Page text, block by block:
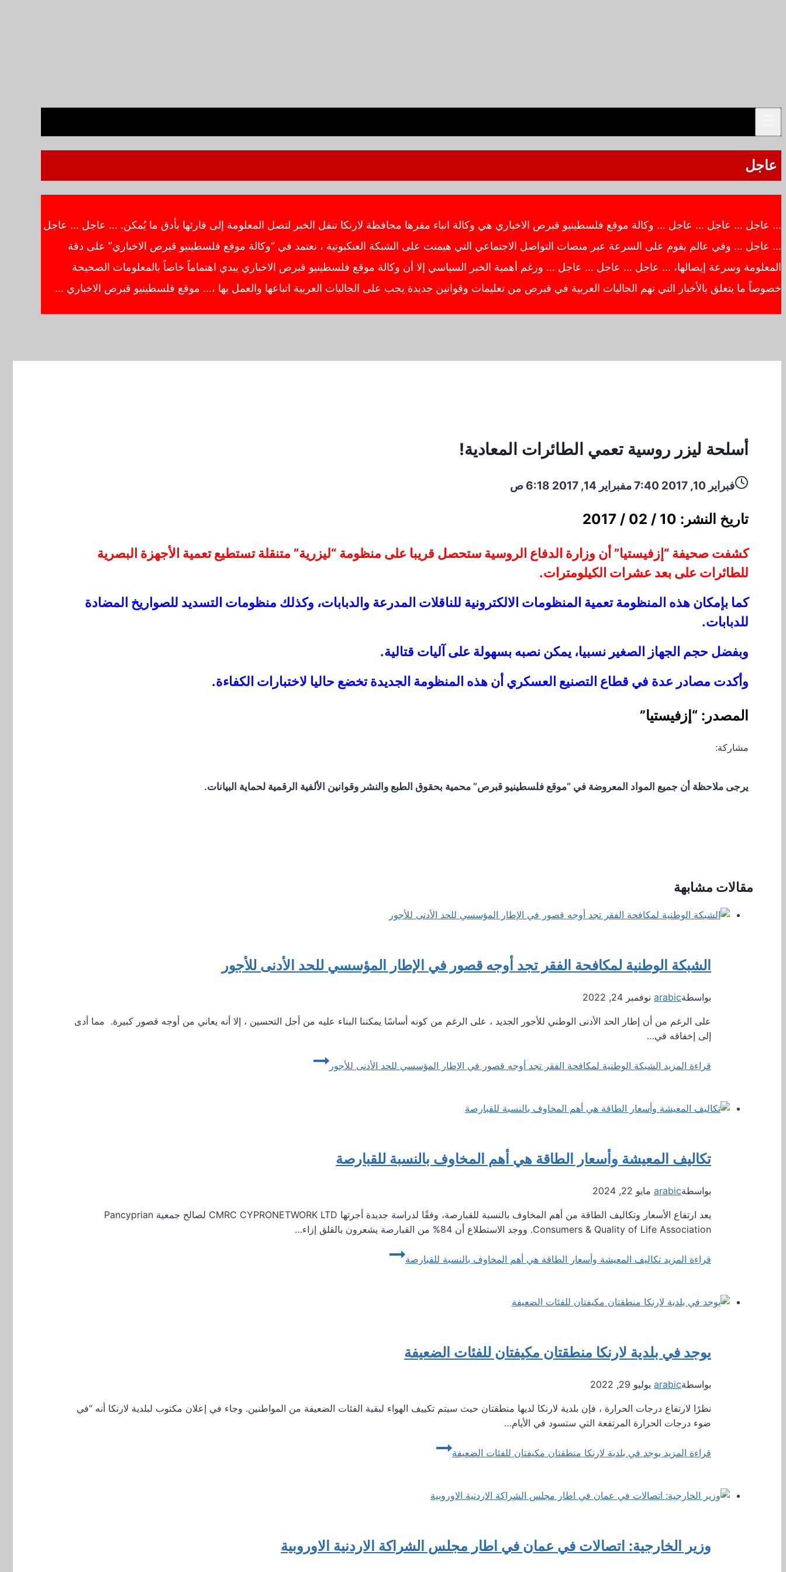
عاجل
… عاجل … عاجل … عاجل … وكالة موقع فلسطينيو قبرص الاخباري هي وكالة انباء مقرها محافظة لارنكا تنقل الخبر لتصل المعلومة إلى قارئها بأدق ما يُمكن. … عاجل … عاجل
… عاجل … وفي عالم يقوم على السرعة عبر منصات التواصل الاجتماعي التي هيمنت على الشبكة العنكبوتية ، نعتمد في “وكالة موقع فلسطينيو قبرص الاخباري” على دقة
المعلومة وسرعة إيصالها، … عاجل … عاجل … عاجل … ورغم أهمية الخبر السياسي إلا أن وكالة موقع فلسطينيو قبرص الاخباري يبدي اهتماماً خاصاً بالمعلومات الصحيحة
خصوصاً ما يتعلق بالأخبار التي تهم الجاليات العربية في قبرص من تعليمات وقوانين جديدة يجب على الجاليات العربية اتباعها والعمل بها ،… موقع فلسطينيو قبرص الاخباري …
أسلحة ليزر روسية تعمي الطائرات المعادية!
فبراير 10, 2017 7:40 م فبراير 14, 2017 6:18 ص
تاريخ النشر: 10 / 02 / 2017
كشفت صحيفة “إزفيستيا” أن وزارة الدفاع الروسية ستحصل قريبا على منظومة “ليزرية” متنقلة تستطيع تعمية الأجهزة البصرية
للطائرات على بعد عشرات الكيلومترات.
كما بإمكان هذه المنظومة تعمية المنظومات الالكترونية للناقلات المدرعة والدبابات، وكذلك منظومات التسديد للصواريخ المضادة
للدبابات.
وبفضل حجم الجهاز الصغير نسبيا، يمكن نصبه بسهولة على آليات قتالية.
وأكدت مصادر عدة في قطاع التصنيع العسكري أن هذه المنظومة الجديدة تخضع حاليا لاختبارات الكفاءة.
المصدر: “إزفيستيا”
مشاركة:
يرجى ملاحظة أن جميع المواد المعروضة في “موقع فلسطينيو قبرص” محمية بحقوق الطبع والنشر وقوانين الألفية الرقمية لحماية البيانات.
مقالات مشابهة
الشبكة الوطنية لمكافحة الفقر تجد أوجه قصور في الإطار المؤسسي للحد الأدنى للأجور
بواسطةarabic نوفمبر 24, 2022
على الرغم من أن إطار الحد الأدنى الوطني للأجور الجديد ، على الرغم من كونه أساسًا يمكننا البناء عليه من أجل التحسين ، إلا أنه يعاني من أوجه قصور كبيرة. مما أدى
إلى إخفاقه في…
قراءة المزيد الشبكة الوطنية لمكافحة الفقر تجد أوجه قصور في الإطار المؤسسي للحد الأدنى للأجور
تكاليف المعيشة وأسعار الطاقة هي أهم المخاوف بالنسبة للقبارصة
بواسطةarabic مايو 22, 2024
يعد ارتفاع الأسعار وتكاليف الطاقة من أهم المخاوف بالنسبة للقبارصة، وفقًا لدراسة جديدة أجرتها CMRC CYPRONETWORK LTD لصالح جمعية Pancyprian
Consumers & Quality of Life Association. ووجد الاستطلاع أن 84% من القبارصة يشعرون بالقلق إزاء…
قراءة المزيد تكاليف المعيشة وأسعار الطاقة هي أهم المخاوف بالنسبة للقبارصة
يوجد في بلدية لارنكا منطقتان مكيفتان للفئات الضعيفة
بواسطةarabic يوليو 29, 2022
نظرًا لارتفاع درجات الحرارة ، فإن بلدية لارنكا لديها منطقتان حيث سيتم تكييف الهواء لبقية الفئات الضعيفة من المواطنين. وجاء في إعلان مكتوب لبلدية لارنكا أنه “في
ضوء درجات الحرارة المرتفعة التي ستسود في الأيام…
قراءة المزيد يوجد في بلدية لارنكا منطقتان مكيفتان للفئات الضعيفة
وزير الخارجية: اتصالات في عمان في اطار مجلس الشراكة الاردنية الاوروبية